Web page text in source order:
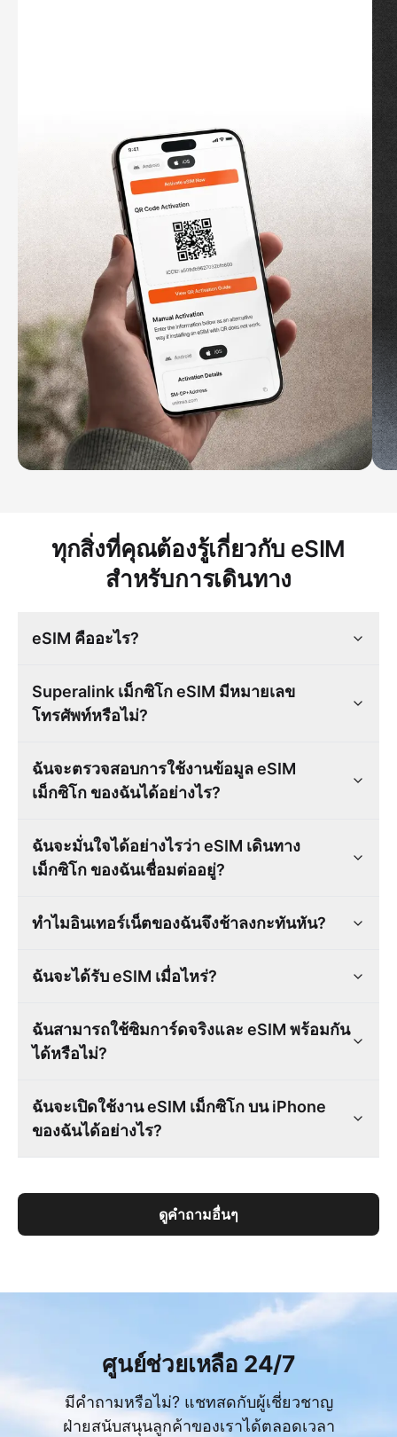
ทุกสิ่งที่คุณต้องรู้เกี่ยวกับ eSIM
สำหรับการเดินทาง
eSIM คืออะไร?
Superalink เม็กซิโก eSIM มีหมายเลข
โทรศัพท์หรือไม่?
ฉันจะตรวจสอบการใช้งานข้อมูล eSIM
เม็กซิโก ของฉันได้อย่างไร?
ฉันจะมั่นใจได้อย่างไรว่า eSIM เดินทาง
เม็กซิโก ของฉันเชื่อมต่ออยู่?
ทำไมอินเทอร์เน็ตของฉันจึงช้าลงกะทันหัน?
ฉันจะได้รับ eSIM เมื่อไหร่?
ฉันสามารถใช้ซิมการ์ดจริงและ eSIM พร้อมกัน
ได้หรือไม่?
ฉันจะเปิดใช้งาน eSIM เม็กซิโก บน iPhone
ของฉันได้อย่างไร?
ดูคำถามอื่นๆ
ศูนย์ช่วยเหลือ 24/7
มีคำถามหรือไม่? แชทสดกับผู้เชี่ยวชาญ
ฝ่ายสนับสนุนลูกค้าของเราได้ตลอดเวลา